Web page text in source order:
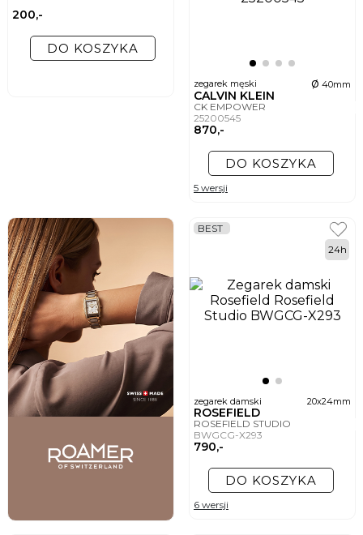
200,-
DO KOSZYKA
zegarek męski ø 40mm
CALVIN KLEIN
CK EMPOWER
25200545
870,-
DO KOSZYKA
5 wersji
zegarek damski 20x24mm
ROSEFIELD
ROSEFIELD STUDIO
BWGCG-X293
790,-
BEST
24h
DO KOSZYKA
6 wersji